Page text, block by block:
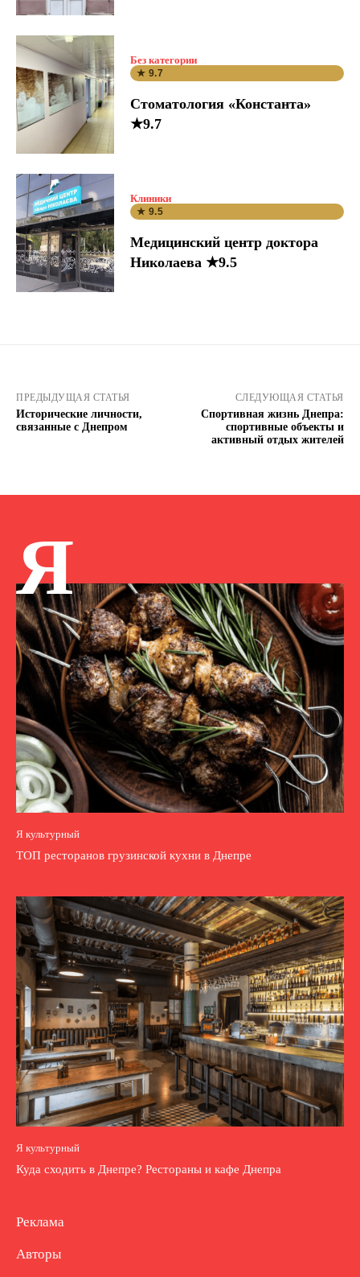
Без категории
★ 9.7
Стоматология «Константа»
★9.7
Клиники
★ 9.5
Медицинский центр доктора
Николаева ★9.5
ПРЕДЫДУЩАЯ СТАТЬЯ
Исторические личности,
связанные с Днепром
СЛЕДУЮЩАЯ СТАТЬЯ
Спортивная жизнь Днепра:
спортивные объекты и
активный отдых жителей
Я
Я культурный
ТОП ресторанов грузинской кухни в Днепре
Я культурный
Куда сходить в Днепре? Рестораны и кафе Днепра
Реклама
Авторы